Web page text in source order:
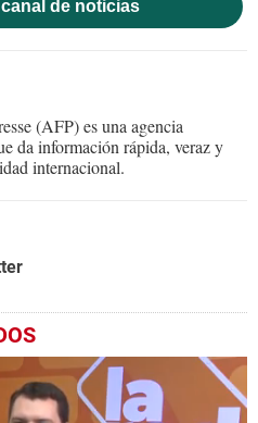
de noticias
(AFP) es una agencia
da información rápida, veraz y
internacional.